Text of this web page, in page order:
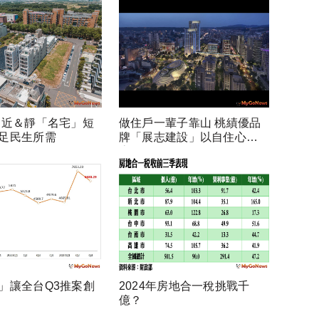
＆靜「名宅」短
民生所需
做住戶一輩子靠山 桃績優品
牌「展志建設」以自住心蓋
讓全台Q3推案創
2024年房地合一稅挑戰千
億？